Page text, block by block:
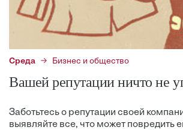
Среда Бизнес и общество
Вашей репутации ничто не
Заботьтесь о репутации своей
выявляйте все, что может повредить